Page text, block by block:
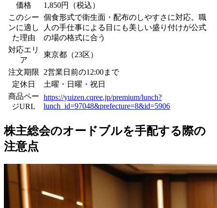
価格
1,850円（税込）
このシー
ンに適し
た理由
個食形式で衛生面・配布のしやすさに対応。職
人の手仕事による目にも美しい盛り付けが公式
の場の格式に合う
対応エリ
ア
東京都（23区）
注文期限
2営業日前の12:00まで
定休日
土曜・日曜・祝日
商品ペー
ジURL
https://yuizen.cqree.jp/premium/lunch?
lunch_id=97048&prefecture=8&id=5906
株主総会のオードブルを手配する際の
注意点